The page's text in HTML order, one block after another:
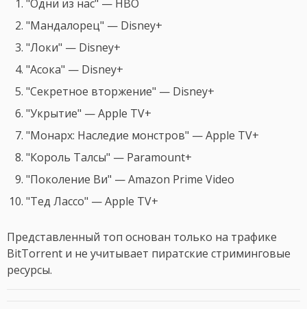
"Одни из нас" — HBO
"Мандалорец" — Disney+
"Локи" — Disney+
"Асока" — Disney+
"Секретное вторжение" — Disney+
"Укрытие" — Apple TV+
"Монарх: Наследие монстров" — Apple TV+
"Король Талсы" — Paramount+
"Поколение Ви" — Amazon Prime Video
"Тед Лассо" — Apple TV+
Представленный топ основан только на трафике
BitTorrent и не учитывает пиратские стриминговые
ресурсы.